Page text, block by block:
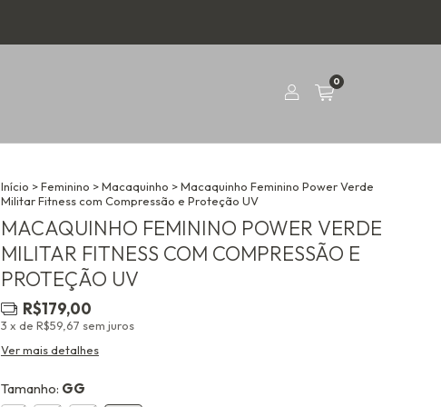
0
Início >Feminino >Macaquinho >Macaquinho Feminino Power Verde
Militar Fitness com Compressão e Proteção UV
MACAQUINHO FEMININO POWER VERDE
MILITAR FITNESS COM COMPRESSÃO E
PROTEÇÃO UV
R$179,00
3 x de R$59,67 sem juros
Ver mais detalhes
Tamanho: GG